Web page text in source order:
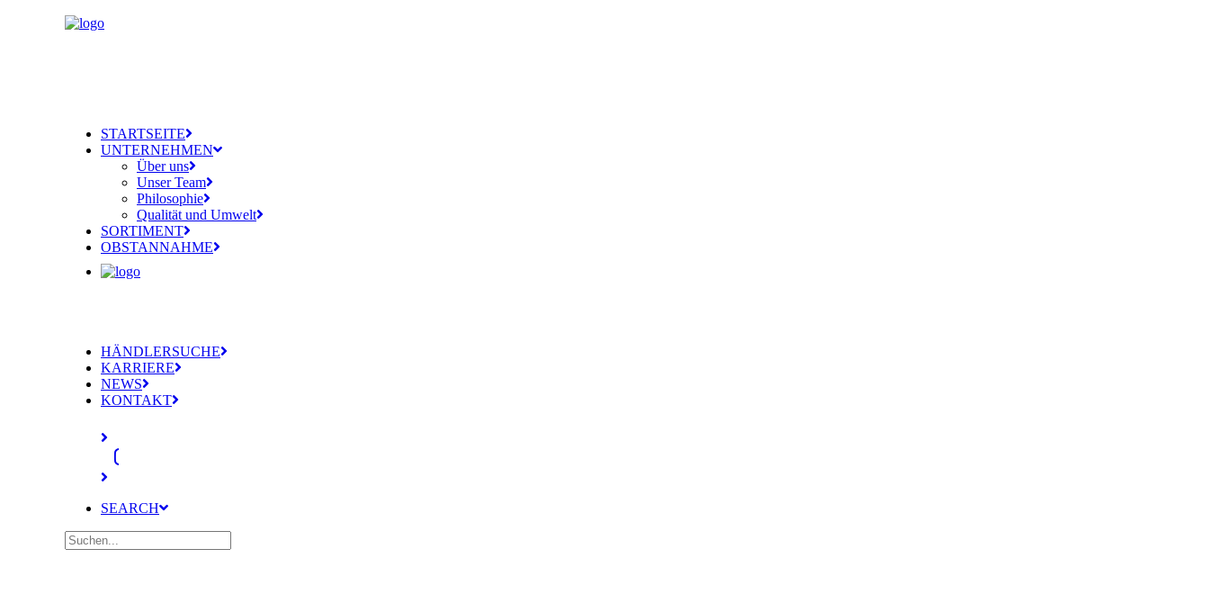
STARTSEITE
UNTERNEHMEN
Über uns
Unser Team
Philosophie
Qualität und Umwelt
SORTIMENT
OBSTANNAHME
HÄNDLERSUCHE
KARRIERE
NEWS
KONTAKT
SEARCH